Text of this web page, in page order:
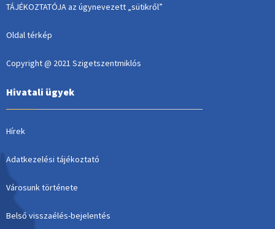
TÁJÉKOZTATÓJA az úgynevezett „sütikről”
Oldal térkép
Copyright @ 2021 Szigetszentmiklós
Hivatali ügyek
Hírek
Adatkezelési tájékoztató
Városunk története
Belső visszaélés-bejelentés